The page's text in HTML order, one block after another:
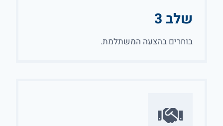
שלב 3
בוחרים בהצעה המשתלמת.